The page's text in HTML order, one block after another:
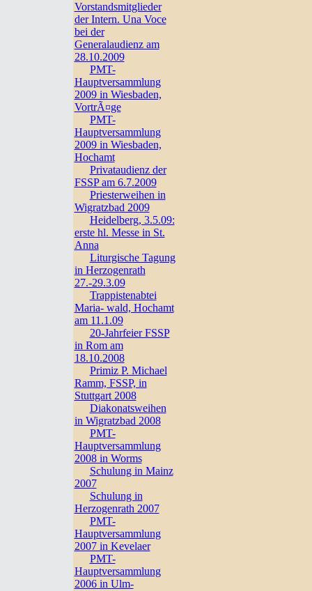
Vorstandsmitglieder
der Intern. Una Voce
bei der
Generalaudienz am
28.10.2009
PMT-
Hauptversammlung
2009 in Wiesbaden,
VortrÃ¤ge
PMT-
Hauptversammlung
2009 in Wiesbaden,
Hochamt
Privataudienz der
FSSP am 6.7.2009
Priesterweihen in
Wigratzbad 2009
Heidelberg, 3.5.09:
erste hl. Messe in St.
Anna
Liturgische Tagung
in Herzogenrath
27.-29.3.09
Trappistenabtei
Maria- wald, Hochamt
am 11.1.09
20-Jahrfeier FSSP
in Rom am
18.10.2008
Primiz P. Michael
Ramm, FSSP, in
Stuttgart 2008
Diakonatsweihen
in Wigratzbad 2008
PMT-
Hauptversammlung
2008 in Worms
Schulung in Mainz
2007
Schulung in
Herzogenrath 2007
PMT-
Hauptversammlung
2007 in Kevelaer
PMT-
Hauptversammlung
2006 in Ulm-